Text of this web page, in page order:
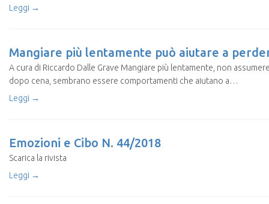
Leggi →
Mangiare più lentamente può aiutare a
A cura di Riccardo Dalle Grave Mangiare più lentamente, non
dopo cena, sembrano essere comportamenti che aiutano a…
Leggi →
Emozioni e Cibo N. 44/2018
Scarica la rivista
Leggi →